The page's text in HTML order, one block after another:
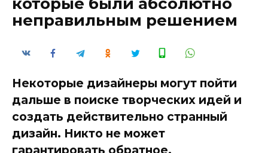
неправильным решением
Некоторые дизайнеры могут пойти
дальше в поиске творческих идей и
создать действительно странный
дизайн. Никто не может
гарантировать обратное.